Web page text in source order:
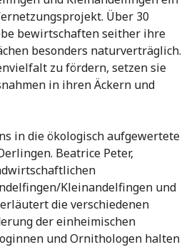
Über 30
bewirtschaften seither ihre
besonders naturverträglich.
zu fördern, setzen sie
in ihren Äckern und
in die ökologisch aufgewertete
Beatrice Peter,
Kleinandelfingen und
die verschiedenen
der einheimischen
und Ornithologen halten